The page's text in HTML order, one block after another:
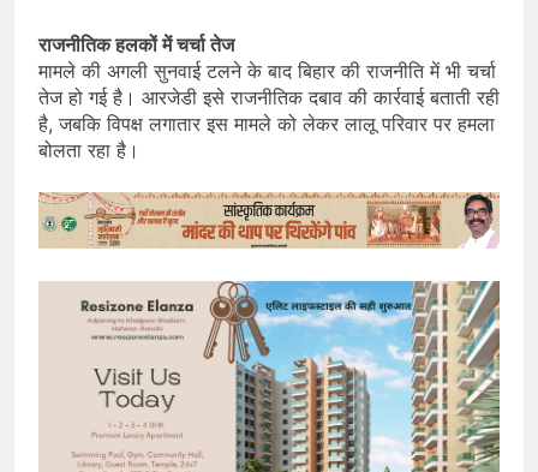
राजनीतिक हलकों में चर्चा तेज
मामले की अगली सुनवाई टलने के बाद बिहार की राजनीति में भी चर्चा
तेज हो गई है। आरजेडी इसे राजनीतिक दबाव की कार्रवाई बताती रही
है, जबकि विपक्ष लगातार इस मामले को लेकर लालू परिवार पर हमला
बोलता रहा है।